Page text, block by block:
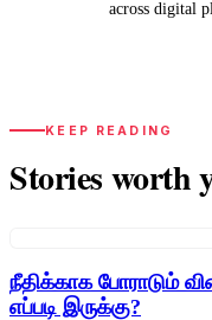
across digital
KEEP READING
Stories worth
நீதிக்காக போராடும்
எப்படி இருக்கு?